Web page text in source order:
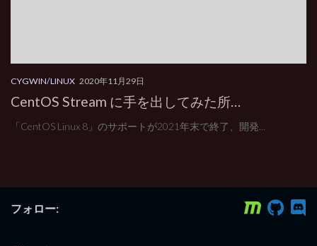
CYGWIN/LINUX 2020年11月29日
CentOS Stream に手を出してみた所…
「CentOS Linux 8」のサポートが2021年末で終了、開発...
フォロー: